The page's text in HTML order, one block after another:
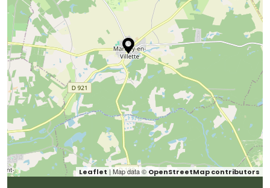
Leaflet | Map data © OpenStreetMap contributors